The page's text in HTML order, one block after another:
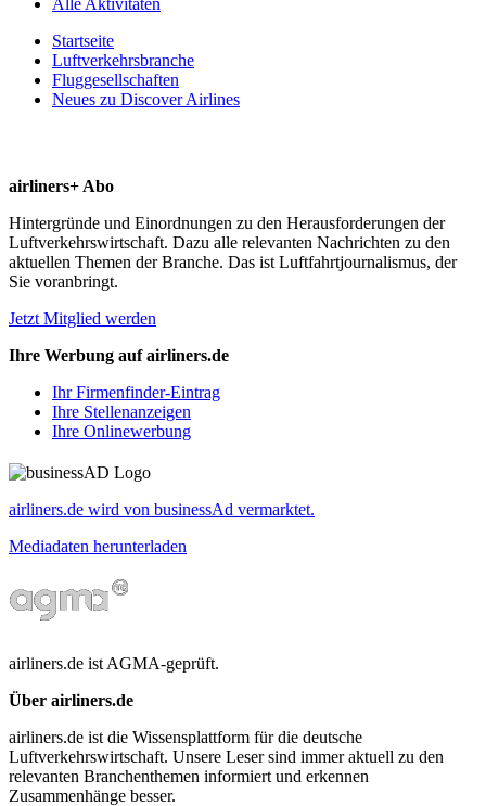
Startseite
Luftverkehrsbranche
Fluggesellschaften
Neues zu Discover Airlines
airliners+ Abo
Hintergründe und Einordnungen zu den Herausforderungen der
Luftverkehrswirtschaft. Dazu alle relevanten Nachrichten zu den
aktuellen Themen der Branche. Das ist Luftfahrtjournalismus, der
Sie voranbringt.
Jetzt Mitglied werden
Ihre Werbung auf airliners.de
Ihr Firmenfinder-Eintrag
Ihre Stellenanzeigen
Ihre Onlinewerbung
airliners.de wird von businessAd vermarktet.
Mediadaten herunterladen
airliners.de ist AGMA-geprüft.
Über airliners.de
airliners.de ist die Wissensplattform für die deutsche
Luftverkehrswirtschaft. Unsere Leser sind immer aktuell zu den
relevanten Branchenthemen informiert und erkennen
Zusammenhänge besser.